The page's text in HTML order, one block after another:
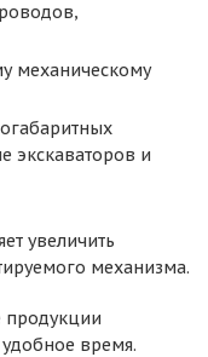
механическому
экскаваторов и
увеличить
механизма.
время.